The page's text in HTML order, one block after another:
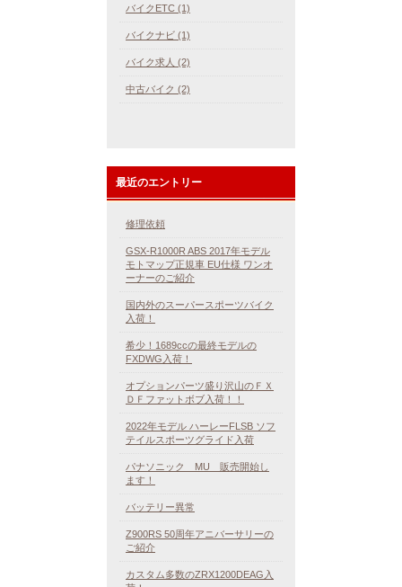
バイクETC (1)
バイクナビ (1)
バイク求人 (2)
中古バイク (2)
最近のエントリー
修理依頼
GSX-R1000R ABS 2017年モデル
モトマップ正規車 EU仕様 ワンオ
ーナーのご紹介
国内外のスーパースポーツバイク
入荷！
希少！1689ccの最終モデルの
FXDWG入荷！
オプションパーツ盛り沢山のＦＸ
ＤＦファットボブ入荷！！
2022年モデル ハーレーFLSB ソフ
テイルスポーツグライド入荷
パナソニック MU 販売開始し
ます！
バッテリー異常
Z900RS 50周年アニバーサリーの
ご紹介
カスタム多数のZRX1200DEAG入